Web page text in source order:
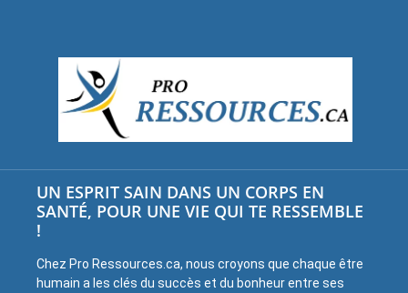
UN ESPRIT SAIN DANS UN CORPS EN
SANTÉ, POUR UNE VIE QUI TE RESSEMBLE
!
Chez Pro Ressources.ca, nous croyons que chaque être
humain a les clés du succès et du bonheur entre ses